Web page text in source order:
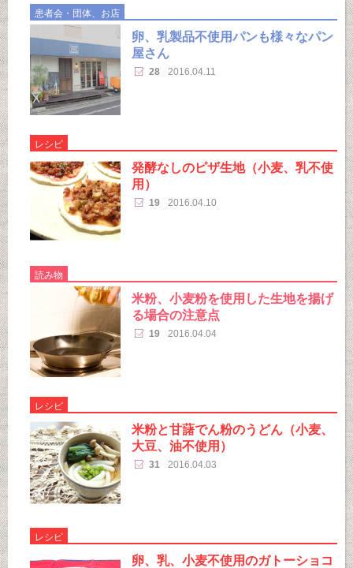
患者会・団体、お店
卵、乳製品不使用パンも様々なパン
屋さん
28 2016.04.11
レシピ
発酵なしのピザ生地（小麦、乳不使
用）
19 2016.04.10
読み物
米粉、小麦粉を使用した生地を揚げ
る場合の注意点
19 2016.04.04
レシピ
米粉と甘藷でん粉のうどん（小麦、
大豆、油不使用）
31 2016.04.03
レシピ
卵、乳、小麦不使用のガトーショコ